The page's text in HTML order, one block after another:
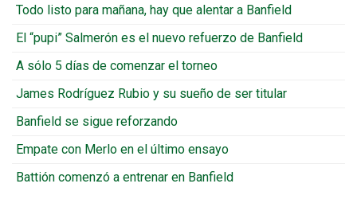
Todo listo para mañana, hay que alentar a Banfield
El “pupi” Salmerón es el nuevo refuerzo de Banfield
A sólo 5 días de comenzar el torneo
James Rodríguez Rubio y su sueño de ser titular
Banfield se sigue reforzando
Empate con Merlo en el último ensayo
Battión comenzó a entrenar en Banfield